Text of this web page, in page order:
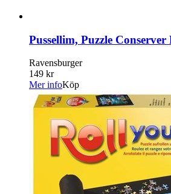
Pussellim, Puzzle Conserver
Ravensburger
149 kr
Mer infoKöp